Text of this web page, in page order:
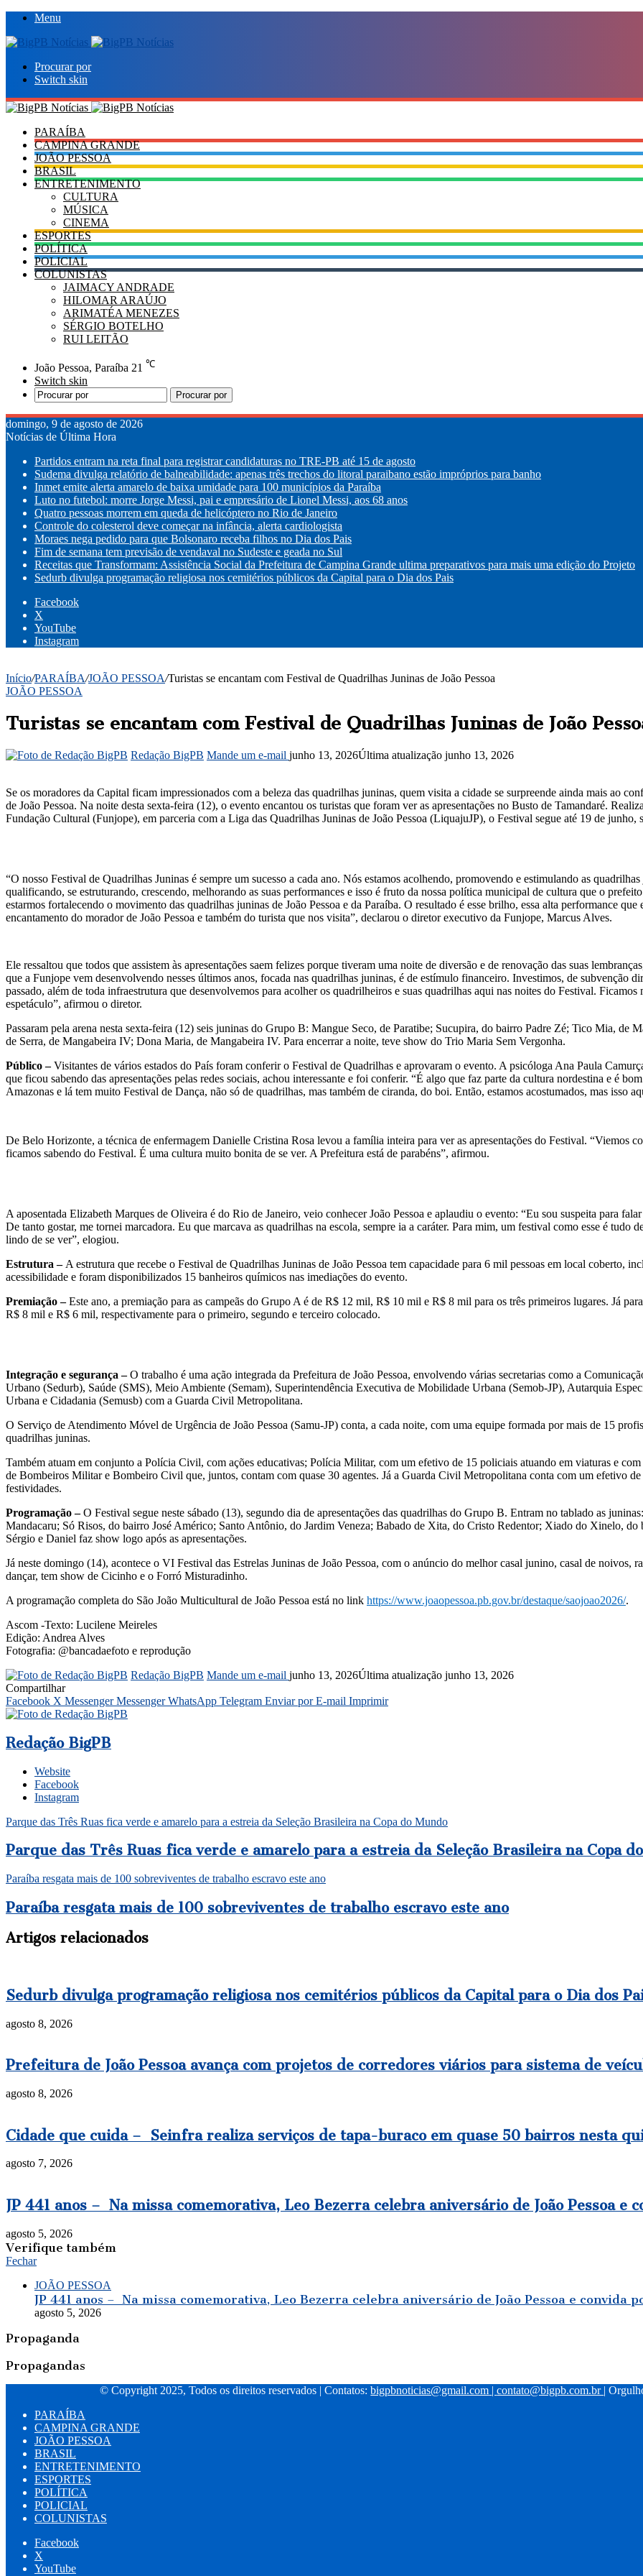
Menu
Procurar por
Switch skin
PARAÍBA
CAMPINA GRANDE
JOÃO PESSOA
BRASIL
ENTRETENIMENTO
CULTURA
MÚSICA
CINEMA
ESPORTES
POLÍTICA
POLICIAL
COLUNISTAS
JAIMACY ANDRADE
HILOMAR ARAÚJO
ARIMATÉA MENEZES
SÉRGIO BOTELHO
RUI LEITÃO
João Pessoa, Paraíba 21 ℃
Switch skin
Procurar por
domingo, 9 de agosto de 2026
Notícias de Última Hora
Partidos entram na reta final para registrar candidaturas no TRE-PB até 15 de agosto
Sudema divulga relatório de balneabilidade: apenas três trechos do litoral paraibano estão impróprios para banho
Inmet emite alerta amarelo de baixa umidade para 100 municípios da Paraíba
Luto no futebol: morre Jorge Messi, pai e empresário de Lionel Messi, aos 68 anos
Quatro pessoas morrem em queda de helicóptero no Rio de Janeiro
Controle do colesterol deve começar na infância, alerta cardiologista
Moraes nega pedido para que Bolsonaro receba filhos no Dia dos Pais
Fim de semana tem previsão de vendaval no Sudeste e geada no Sul
Receitas que Transformam: Assistência Social da Prefeitura de Campina Grande ultima preparativos para mais uma edição do Projeto
Sedurb divulga programação religiosa nos cemitérios públicos da Capital para o Dia dos Pais
Facebook
X
YouTube
Instagram
Início/PARAÍBA/JOÃO PESSOA/Turistas se encantam com Festival de Quadrilhas Juninas de João Pessoa
JOÃO PESSOA
Turistas se encantam com Festival de Quadrilhas Juninas de João
Redação BigPB Mande um e-mail junho 13, 2026Última atualização junho 13, 2026
Se os moradores da Capital ficam impressionados com a beleza das quadrilhas juninas, quem visita a cidade se surpreende ainda mais ao
de João Pessoa. Na noite desta sexta-feira (12), o evento encantou os turistas que foram ver as apresentações no Busto de Tamandaré.
Fundação Cultural (Funjope), em parceria com a Liga das Quadrilhas Juninas de João Pessoa (LiquajuJP), o Festival segue até 19 de junho,
“O nosso Festival de Quadrilhas Juninas é sempre um sucesso a cada ano. Nós estamos acolhendo, promovendo e estimulando as
qualificando, se estruturando, crescendo, melhorando as suas performances e isso é fruto da nossa política municipal de cultura que o
estarmos fortalecendo o movimento das quadrilhas juninas de João Pessoa e da Paraíba. O resultado é esse brilho, essa alta performance
encantamento do morador de João Pessoa e também do turista que nos visita”, declarou o diretor executivo da Funjope, Marcus Alves.
Ele ressaltou que todos que assistem às apresentações saem felizes porque tiveram uma noite de diversão e de renovação das suas
que a Funjope vem desenvolvendo nesses últimos anos, focada nas quadrilhas juninas, é de estímulo financeiro. Investimos, de subvenção
passado, além de toda infraestrutura que desenvolvemos para acolher os quadrilheiros e suas quadrilhas aqui nas noites do Festival.
espetáculo”, afirmou o diretor.
Passaram pela arena nesta sexta-feira (12) seis juninas do Grupo B: Mangue Seco, de Paratibe; Sucupira, do bairro Padre Zé; Tico Mia,
de Serra, de Mangabeira IV; Dona Maria, de Mangabeira IV. Para encerrar a noite, teve show do Trio Maria Sem Vergonha.
Público –Visitantes de vários estados do País foram conferir o Festival de Quadrilhas e aprovaram o evento. A psicóloga Ana Paula
que ficou sabendo das apresentações pelas redes sociais, achou interessante e foi conferir. “É algo que faz parte da cultura nordestina e é
Amazonas e lá tem muito Festival de Dança, não só de quadrilhas, mas também de ciranda, do boi. Então, estamos acostumados, mas isso
De Belo Horizonte, a técnica de enfermagem Danielle Cristina Rosa levou a família inteira para ver as apresentações do Festival. “Viemos
ficamos sabendo do Festival. É uma cultura muito bonita de se ver. A Prefeitura está de parabéns”, afirmou.
A aposentada Elizabeth Marques de Oliveira é do Rio de Janeiro, veio conhecer João Pessoa e aplaudiu o evento: “Eu sou suspeita para
De tanto gostar, me tornei marcadora. Eu que marcava as quadrilhas na escola, sempre ia a caráter. Para mim, um festival como esse é tudo
lindo de se ver”, elogiou.
Estrutura – A estrutura que recebe o Festival de Quadrilhas Juninas de João Pessoa tem capacidade para 6 mil pessoas em local coberto,
acessibilidade e foram disponibilizados 15 banheiros químicos nas imediações do evento.
Premiação –Este ano, a premiação para as campeãs do Grupo A é de R$ 12 mil, R$ 10 mil e R$ 8 mil para os três primeiros lugares. Já
R$ 8 mil e R$ 6 mil, respectivamente para o primeiro, segundo e terceiro colocado.
Integração e segurança –O trabalho é uma ação integrada da Prefeitura de João Pessoa, envolvendo várias secretarias como a
Urbano (Sedurb), Saúde (SMS), Meio Ambiente (Semam), Superintendência Executiva de Mobilidade Urbana (Semob-JP), Autarquia
Urbana e Cidadania (Semusb) com a Guarda Civil Metropolitana.
O Serviço de Atendimento Móvel de Urgência de João Pessoa (Samu-JP) conta, a cada noite, com uma equipe formada por mais de 15
quadrilhas juninas.
Também atuam em conjunto a Polícia Civil, com ações educativas; Polícia Militar, com um efetivo de 15 policiais atuando em viaturas e
de Bombeiros Militar e Bombeiro Civil que, juntos, contam com quase 30 agentes. Já a Guarda Civil Metropolitana conta com um efetivo
festividades.
Programação –O Festival segue neste sábado (13), segundo dia de apresentações das quadrilhas do Grupo B. Entram no tablado as
Mandacaru; Só Risos, do bairro José Américo; Santo Antônio, do Jardim Veneza; Babado de Xita, do Cristo Redentor; Xiado do Xinelo,
Sérgio e Daniel faz show logo após as apresentações.
Já neste domingo (14), acontece o VI Festival das Estrelas Juninas de João Pessoa, com o anúncio do melhor casal junino, casal de noivos,
dançar, tem show de Cicinho e o Forró Misturadinho.
A programação completa do São João Multicultural de João Pessoa está no link https://www.joaopessoa.pb.gov.br/destaque/saojoao2026/.
Ascom -Texto: Lucilene Meireles
Edição: Andrea Alves
Fotografia: @bancadaefoto e reprodução
Redação BigPB Mande um e-mail junho 13, 2026Última atualização junho 13, 2026
Compartilhar
Facebook X Messenger Messenger WhatsApp Telegram Enviar por E-mail Imprimir
Redação BigPB
Website
Facebook
Instagram
Parque das Três Ruas fica verde e amarelo para a estreia da Seleção Brasileira na Copa do Mundo
Parque das Três Ruas fica verde e amarelo para a estreia da Seleção Brasileira na Copa
Paraíba resgata mais de 100 sobreviventes de trabalho escravo este ano
Paraíba resgata mais de 100 sobreviventes de trabalho escravo este ano
Artigos relacionados
Sedurb divulga programação religiosa nos cemitérios públicos da Capital para o Dia dos
agosto 8, 2026
Prefeitura de João Pessoa avança com projetos de corredores viários para sistema de
agosto 8, 2026
Cidade que cuida – Seinfra realiza serviços de tapa-buraco em quase 50 bairros nesta
agosto 7, 2026
JP 441 anos – Na missa comemorativa, Leo Bezerra celebra aniversário de João Pessoa e
agosto 5, 2026
Verifique também
Fechar
JOÃO PESSOA
JP 441 anos – Na missa comemorativa, Leo Bezerra celebra aniversário de João Pessoa e convida
agosto 5, 2026
Propaganda
Propagandas
© Copyright 2025, Todos os direitos reservados | Contatos:bigpbnoticias@gmail.com |contato@bigpb.com.br |
PARAÍBA
CAMPINA GRANDE
JOÃO PESSOA
BRASIL
ENTRETENIMENTO
ESPORTES
POLÍTICA
POLICIAL
COLUNISTAS
Facebook
X
YouTube